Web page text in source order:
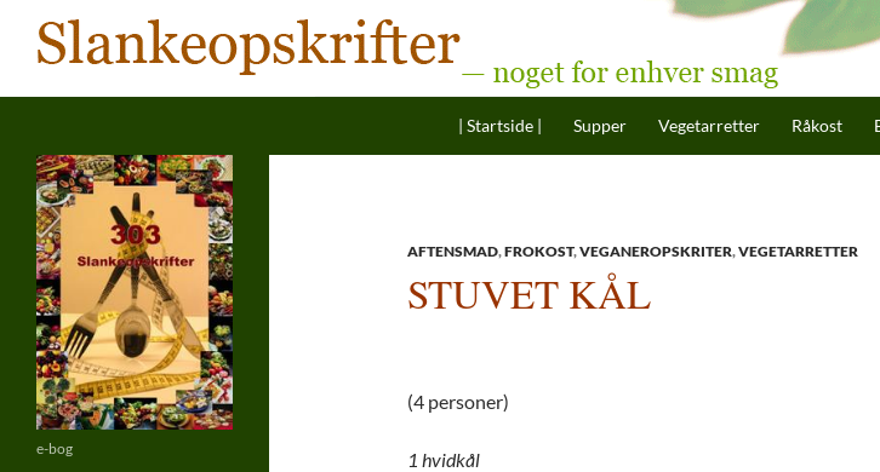
| Startside |
Supper Vegetarretter Råkost
AFTENSMAD,FROKOST,VEGANEROPSKRITER,VEGETARRETTER
STUVET KÅL
(4 personer)
1 hvidkål
— noget for enhver smag
e-bog